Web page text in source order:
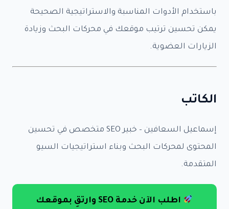
باستخدام الأدوات المناسبة والاستراتيجية الصحيحة
يمكن تحسين ترتيب موقعك في محركات البحث وزيادة
الزيارات العضوية.
الكاتب
إسماعيل السعافين – خبير SEO متخصص في تحسين
المحتوى لمحركات البحث وبناء استراتيجيات السيو
المتقدمة.
اطلب الآن خدمة SEO وارتقِ بموقعك